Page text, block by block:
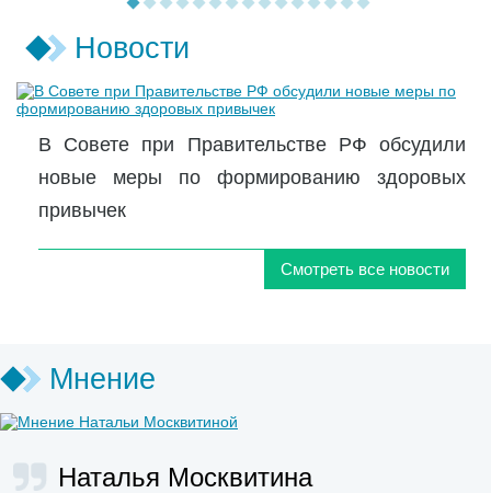
Новости
В Совете при Правительстве РФ обсудили
новые меры по формированию здоровых
привычек
Смотреть все новости
Мнение
Наталья Москвитина